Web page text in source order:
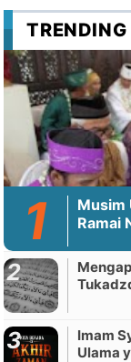
Musim
Ramai
Imam
Ulama